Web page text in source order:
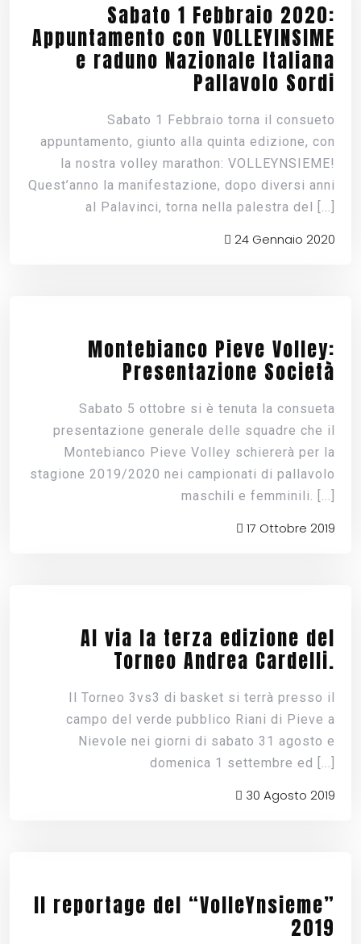
Sabato 1 Febbraio 2020:
Appuntamento con VOLLEYINSIME
e raduno Nazionale Italiana
Pallavolo Sordi
Sabato 1 Febbraio torna il consueto
appuntamento, giunto alla quinta edizione, con
la nostra volley marathon: VOLLEYNSIEME!
Quest’anno la manifestazione, dopo diversi anni
al Palavinci, torna nella palestra del
[...]
24 Gennaio 2020
Montebianco Pieve Volley:
Presentazione Società
Sabato 5 ottobre si è tenuta la consueta
presentazione generale delle squadre che il
Montebianco Pieve Volley schiererà per la
stagione 2019/2020 nei campionati di pallavolo
maschili e femminili.
[...]
17 Ottobre 2019
Al via la terza edizione del
Torneo Andrea Cardelli.
Il Torneo 3vs3 di basket si terrà presso il
campo del verde pubblico Riani di Pieve a
Nievole nei giorni di sabato 31 agosto e
domenica 1 settembre ed
[...]
30 Agosto 2019
Il reportage del “VolleYnsieme”
2019